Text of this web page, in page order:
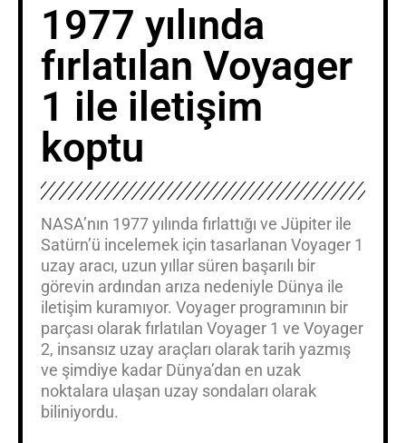
1977 yılında
fırlatılan Voyager
1 ile iletişim
koptu
NASA’nın 1977 yılında fırlattığı ve Jüpiter ile
Satürn’ü incelemek için tasarlanan Voyager 1
uzay aracı, uzun yıllar süren başarılı bir
görevin ardından arıza nedeniyle Dünya ile
iletişim kuramıyor. Voyager programının bir
parçası olarak fırlatılan Voyager 1 ve Voyager
2, insansız uzay araçları olarak tarih yazmış
ve şimdiye kadar Dünya’dan en uzak
noktalara ulaşan uzay sondaları olarak
biliniyordu.